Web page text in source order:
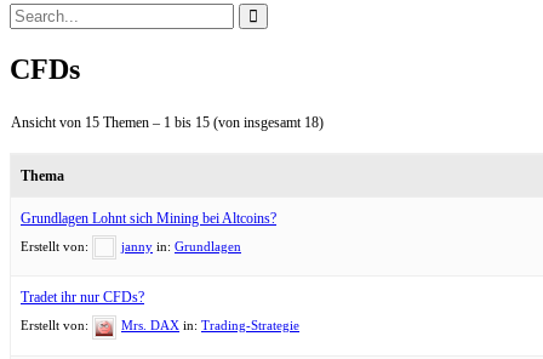
CFDs
Ansicht von 15 Themen – 1 bis 15 (von insgesamt 18)
Thema
Grundlagen Lohnt sich Mining bei Altcoins?
Erstellt von: janny in: Grundlagen
Tradet ihr nur CFDs?
Erstellt von: Mrs. DAX in: Trading-Strategie